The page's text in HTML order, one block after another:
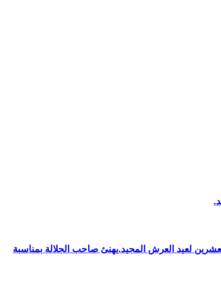
لعيد العرش المجيد.يهنئ صاحب الجلالة بمناسبة